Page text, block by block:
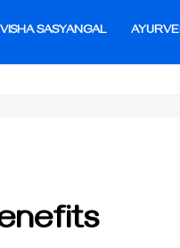
VISHA SASYANGAL